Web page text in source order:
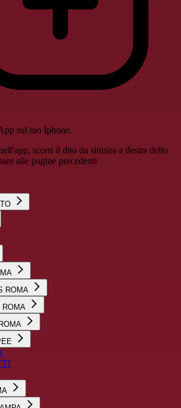
sul tuo Iphone.
scorri il dito da sinistra a destra dello
alle pagine precedenti
ROMA
ROMA